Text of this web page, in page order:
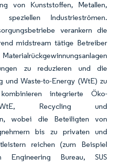
von Kunststoffen, Metallen,
Industrieströmen.
verankern die
midstream tätige Betreiber
zu reduzieren und die
und Waste-to-Energy (WtE) zu
integrierte Öko-
WtE, Recycling und
wobei die Beteiligten von
bis zu privaten und
reichen (zum Beispiel
Bureau, SUS